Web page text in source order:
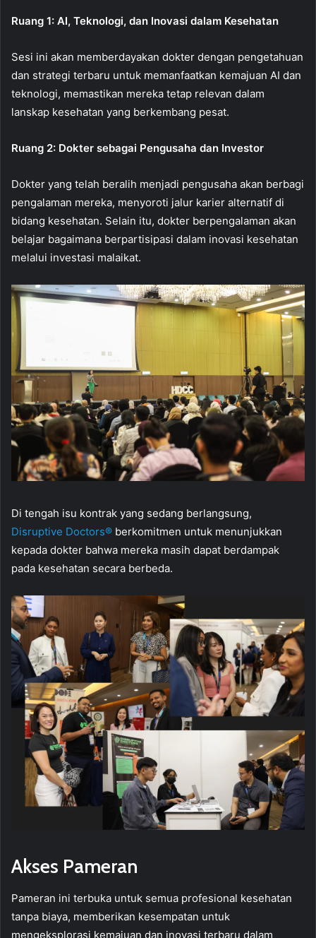
Ruang 1: AI, Teknologi, dan Inovasi dalam Kesehatan
Sesi ini akan memberdayakan dokter dengan pengetahuan
dan strategi terbaru untuk memanfaatkan kemajuan AI dan
teknologi, memastikan mereka tetap relevan dalam
lanskap kesehatan yang berkembang pesat.
Ruang 2: Dokter sebagai Pengusaha dan Investor
Dokter yang telah beralih menjadi pengusaha akan berbagi
pengalaman mereka, menyoroti jalur karier alternatif di
bidang kesehatan. Selain itu, dokter berpengalaman akan
belajar bagaimana berpartisipasi dalam inovasi kesehatan
melalui investasi malaikat.
Di tengah isu kontrak yang sedang berlangsung,
Disruptive Doctors® berkomitmen untuk menunjukkan
kepada dokter bahwa mereka masih dapat berdampak
pada kesehatan secara berbeda.
Akses Pameran
Pameran ini terbuka untuk semua profesional kesehatan
tanpa biaya, memberikan kesempatan untuk
mengeksplorasi kemajuan dan inovasi terbaru dalam